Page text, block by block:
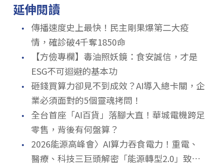
延伸閱讀
． 傳播速度史上最快！民主剛果爆第二大疫
情，確診破4千奪1850命
．
【方儉專欄】毒油照妖鏡：食安誠信，才是
ESG不可迴避的基本功
． 砸錢買算力卻見不到成效？AI導入總卡關，企
業必須面對的5個靈魂拷問！
．
全台首座「AI百貨」落腳大直！華城電機跨足
零售，背後有何盤算？
．
2026能源高峰會〉AI算力吞食電力！重電、
醫療、科技三巨頭解密「能源轉型2.0」致勝